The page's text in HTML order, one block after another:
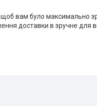
вам було максимально
доставки в зручне для